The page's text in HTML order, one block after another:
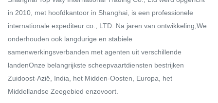
in 2010, met hoofdkantoor in Shanghai, is een professionele
internationale expediteur co., LTD. Na jaren van ontwikkeling,We
onderhouden ook langdurige en stabiele
samenwerkingsverbanden met agenten uit verschillende
landenOnze belangrijkste scheepvaartdiensten bestrijken
Zuidoost-Azië, India, het Midden-Oosten, Europa, het
Middellandse Zeegebied enzovoort.